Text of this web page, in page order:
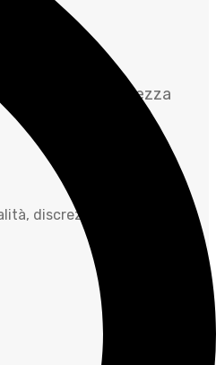
e che la riservatezza
discrezione e il